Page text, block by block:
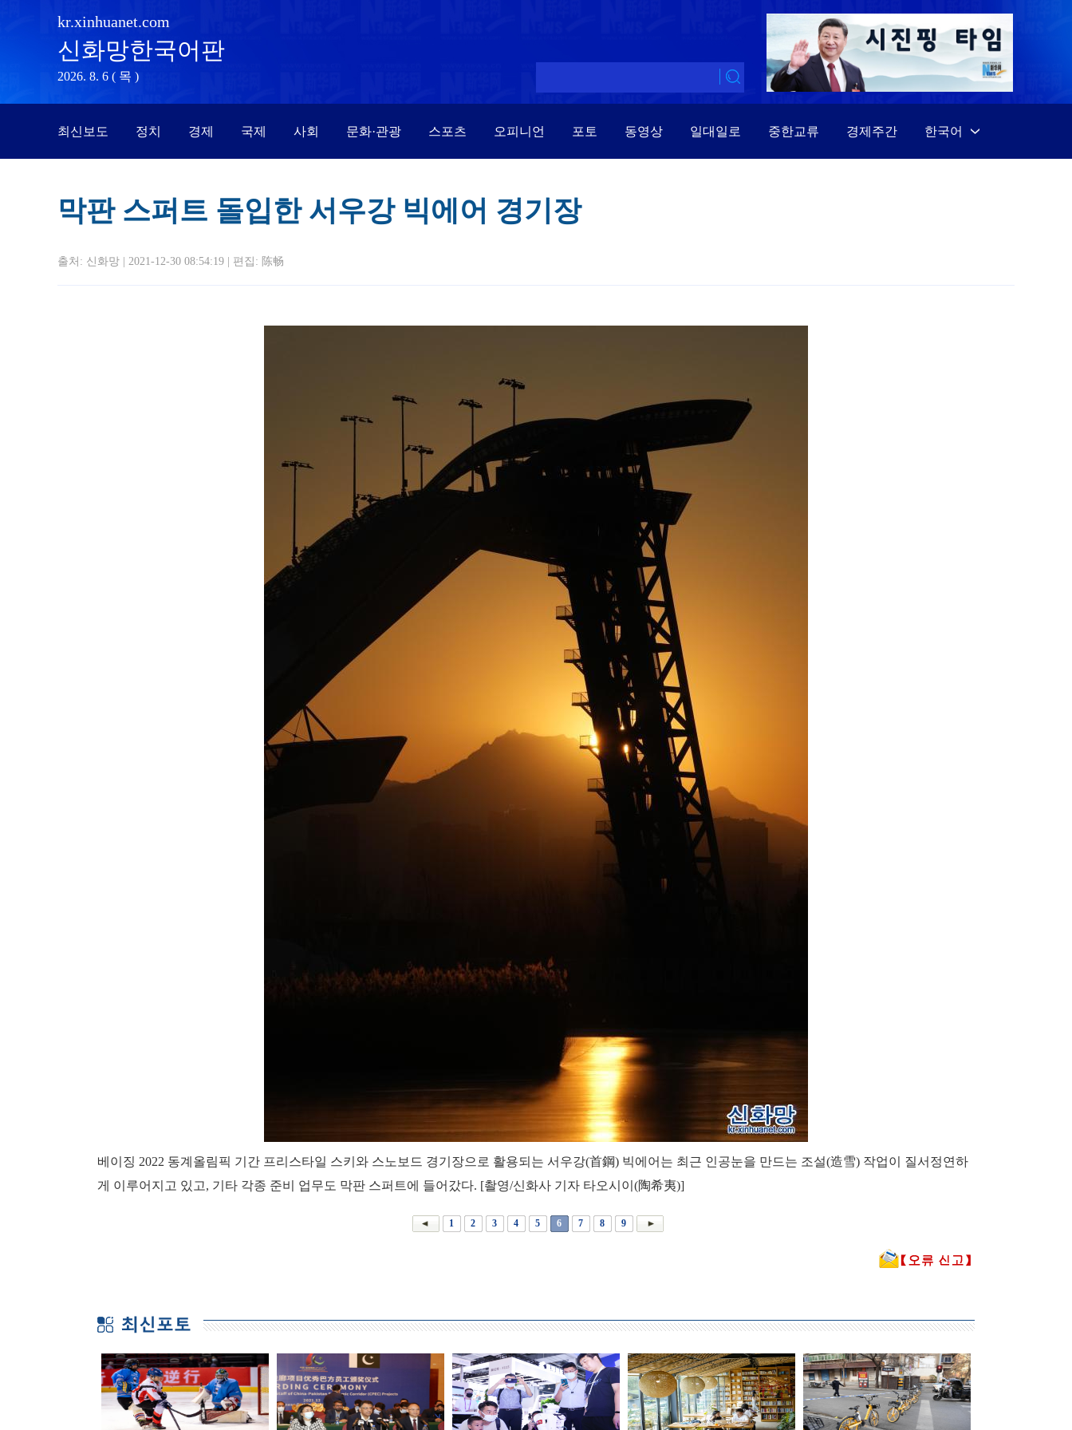
kr.xinhuanet.com
신화망한국어판
2026. 8. 6 ( 목 )
최신보도 정치 경제 국제 사회 문화·관광 스포츠 오피니언 포토 동영상 일대일로 중한교류 경제주간 한국어
막판 스퍼트 돌입한 서우강 빅에어 경기장
출처: 신화망 | 2021-12-30 08:54:19 | 편집: 陈畅
베이징 2022 동계올림픽 기간 프리스타일 스키와 스노보드 경기장으로 활용되는 서우강(首鋼) 빅에어는 최근 인공눈을 만드는 조설(造雪) 작업이 질서정연하
게 이루어지고 있고, 기타 각종 준비 업무도 막판 스퍼트에 들어갔다. [촬영/신화사 기자 타오시이(陶希夷)]
1 2 3 4 5 6 7 8 9